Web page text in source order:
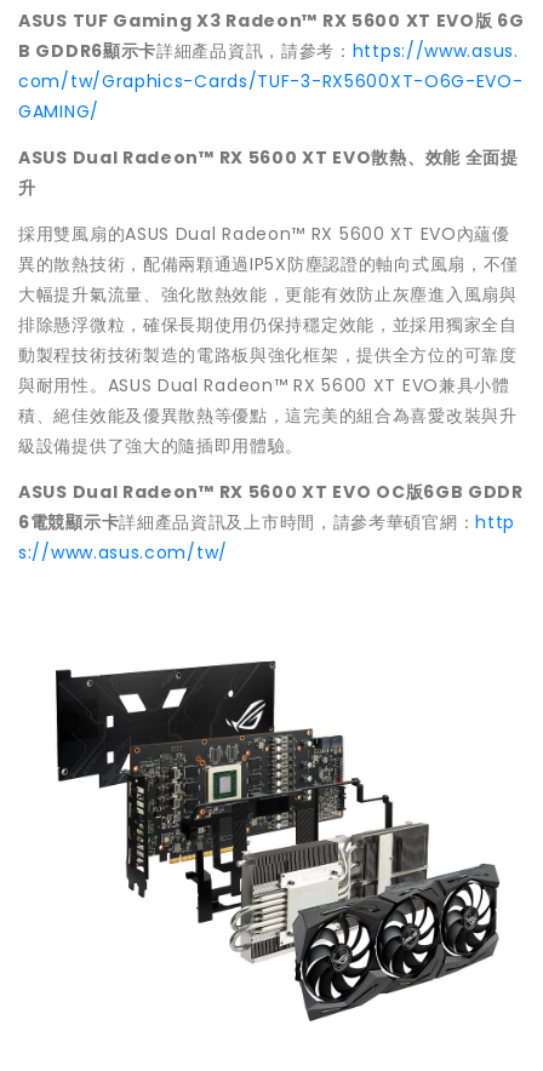
ASUS TUF Gaming X3 Radeon™ RX 5600 XT EVO版 6G
B GDDR6顯示卡詳細產品資訊，請參考： https://www.asus.
com/tw/Graphics-Cards/TUF-3-RX5600XT-O6G-EVO-
GAMING/
ASUS Dual Radeon™ RX 5600 XT EVO散熱、效能 全面提
升
採用雙風扇的ASUS Dual Radeon™ RX 5600 XT EVO內蘊優
異的散熱技術，配備兩顆通過IP5X防塵認證的軸向式風扇，不僅
大幅提升氣流量、強化散熱效能，更能有效防止灰塵進入風扇與
排除懸浮微粒，確保長期使用仍保持穩定效能，並採用獨家全自
動製程技術技術製造的電路板與強化框架，提供全方位的可靠度
與耐用性。ASUS Dual Radeon™ RX 5600 XT EVO兼具小體
積、絕佳效能及優異散熱等優點，這完美的組合為喜愛改裝與升
級設備提供了強大的隨插即用體驗。
ASUS Dual Radeon™ RX 5600 XT EVO OC版6GB GDDR
6電競顯示卡詳細產品資訊及上市時間，請參考華碩官網：http
s://www.asus.com/tw/